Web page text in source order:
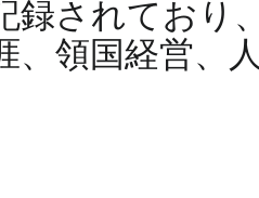
録されており
、領国経営、